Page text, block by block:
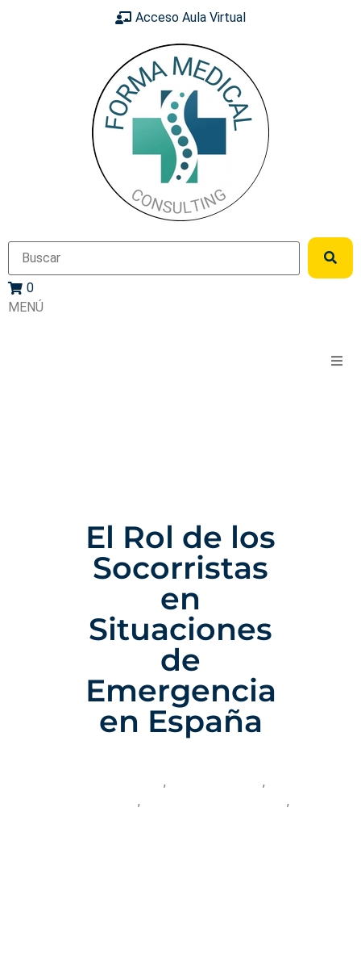
Acceso Aula Virtual
0
MENÚ
El Rol de los
Socorristas
en
Situaciones
de
Emergencia
en España
,
,
,
,